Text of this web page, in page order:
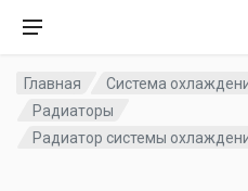
Главная
Система
Радиаторы